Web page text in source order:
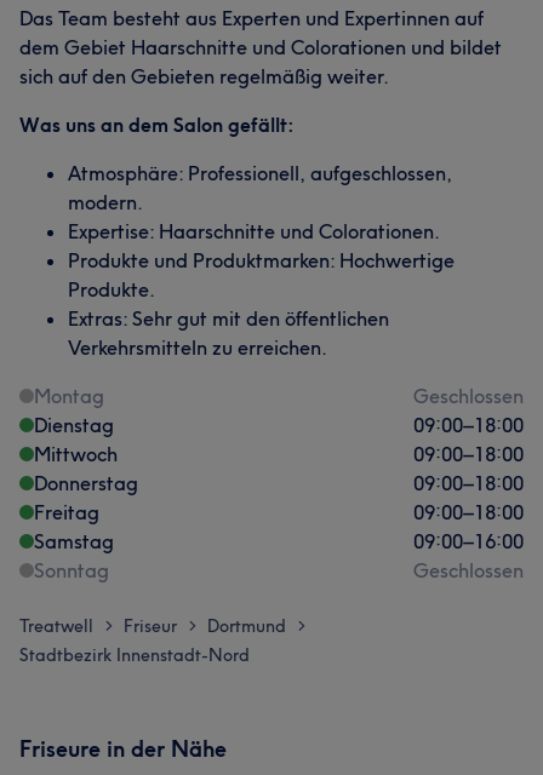
Das Team besteht aus Experten und Expertinnen auf
dem Gebiet Haarschnitte und Colorationen und bildet
sich auf den Gebieten regelmäßig weiter.
Was uns an dem Salon gefällt:
Atmosphäre: Professionell, aufgeschlossen,
modern.
Expertise: Haarschnitte und Colorationen.
Produkte und Produktmarken: Hochwertige
Produkte.
Extras: Sehr gut mit den öffentlichen
Verkehrsmitteln zu erreichen.
Montag
Geschlossen
Dienstag
09:00–18:00
Mittwoch
09:00–18:00
Donnerstag
09:00–18:00
Freitag
09:00–18:00
Samstag
09:00–16:00
Sonntag
Geschlossen
Treatwell > Friseur > Dortmund >
Stadtbezirk Innenstadt-Nord
Friseure in der Nähe